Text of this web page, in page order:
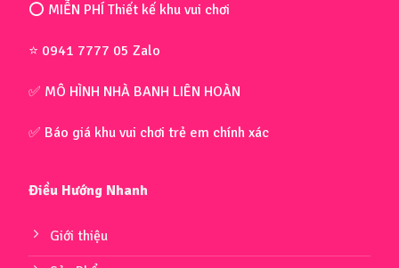
⭕ MIỄN PHÍ Thiết kế khu vui chơi
⭐ 0941 7777 05 Zalo
✅ MÔ HÌNH NHÀ BANH LIÊN HOÀN
✅ Báo giá khu vui chơi trẻ em chính xác
Điều Hướng Nhanh
Giới thiệu